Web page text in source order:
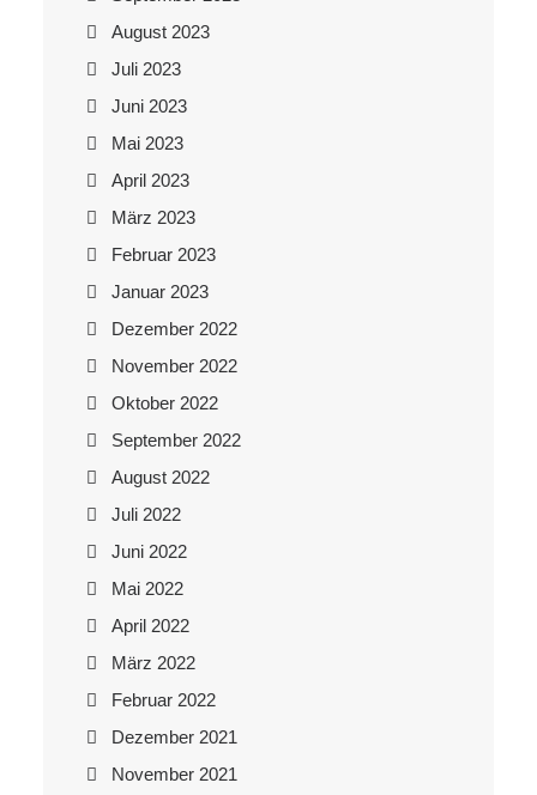
August 2023
Juli 2023
Juni 2023
Mai 2023
April 2023
März 2023
Februar 2023
Januar 2023
Dezember 2022
November 2022
Oktober 2022
September 2022
August 2022
Juli 2022
Juni 2022
Mai 2022
April 2022
März 2022
Februar 2022
Dezember 2021
November 2021